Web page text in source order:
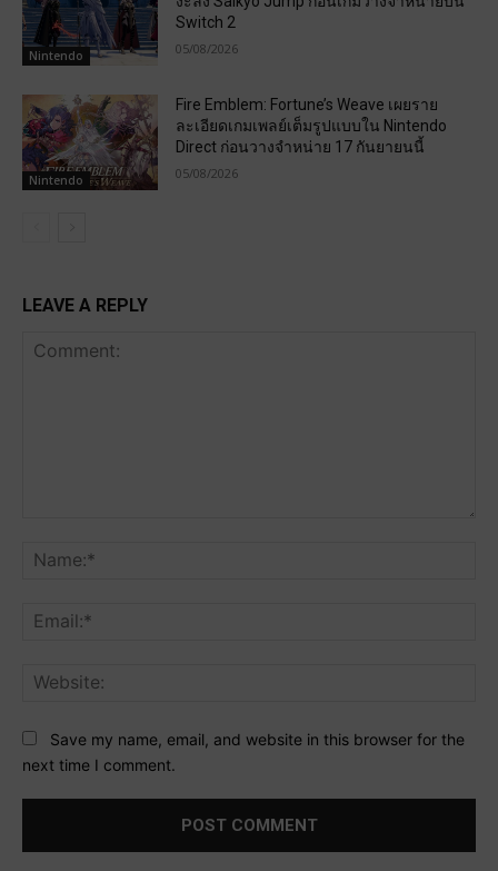
Nintendo
Switch 2
05/08/2026
Nintendo
Fire Emblem: Fortune’s Weave เผยราย
ละเอียดเกมเพลย์เต็มรูปแบบใน Nintendo
Direct ก่อนวางจำหน่าย 17 กันยายนนี้
05/08/2026
LEAVE A REPLY
Save my name, email, and website in this browser for the
next time I comment.